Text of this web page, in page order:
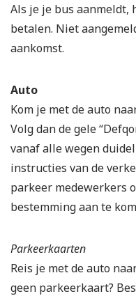
Als je je bus aanmeldt,
betalen. Niet
aankomst.
Auto
Kom je met de auto
Volg dan de gele
vanaf alle wegen
instructies van de
parkeer medewerkers
bestemming aan te
Parkeerkaarten
Reis je met de auto
geen parkeerkaart?